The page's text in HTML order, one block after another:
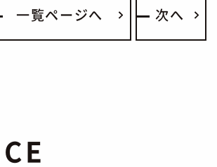
一覧ページへ 次へ